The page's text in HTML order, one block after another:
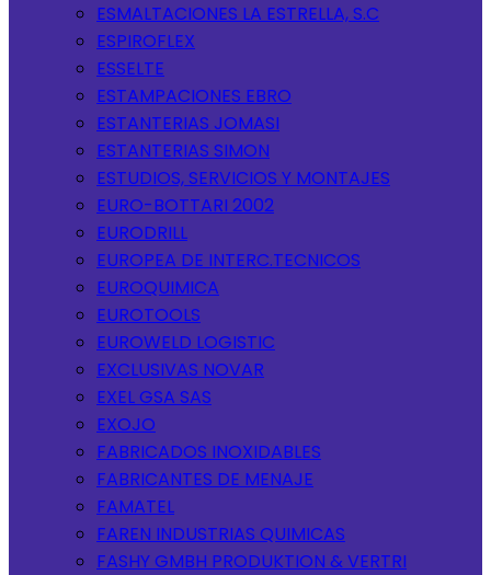
ESMALTACIONES LA ESTRELLA, S.C
ESPIROFLEX
ESSELTE
ESTAMPACIONES EBRO
ESTANTERIAS JOMASI
ESTANTERIAS SIMON
ESTUDIOS, SERVICIOS Y MONTAJES
EURO-BOTTARI 2002
EURODRILL
EUROPEA DE INTERC.TECNICOS
EUROQUIMICA
EUROTOOLS
EUROWELD LOGISTIC
EXCLUSIVAS NOVAR
EXEL GSA SAS
EXOJO
FABRICADOS INOXIDABLES
FABRICANTES DE MENAJE
FAMATEL
FAREN INDUSTRIAS QUIMICAS
FASHY GMBH PRODUKTION & VERTRI